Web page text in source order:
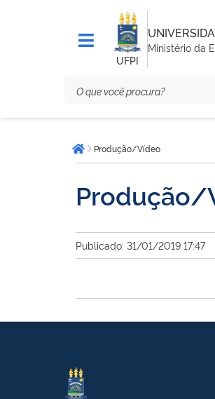
UFPI
Ministério da
está
aqui:Página inicial
Produção/Vídeo
Produção/
Publicado: 31/01/2019 17:47